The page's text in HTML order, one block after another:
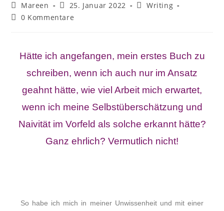
Mareen 25. Januar 2022
Writing
0 Kommentare
Hätte ich angefangen, mein erstes Buch zu
schreiben, wenn ich auch nur im Ansatz
geahnt hätte, wie viel Arbeit mich erwartet,
wenn ich meine Selbstüberschätzung und
Naivität im Vorfeld als solche erkannt hätte?
Ganz ehrlich? Vermutlich nicht!
So habe ich mich in meiner Unwissenheit und mit einer